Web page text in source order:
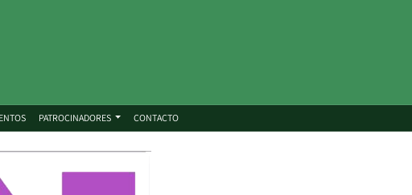
PATROCINADORES CONTACTO